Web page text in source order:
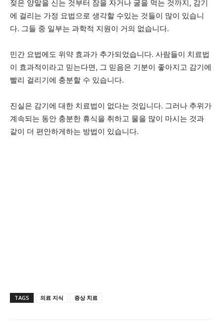
젖은 양말을 신는 것부터 잠을 자거나 굴을 먹는 것까지, 감기
에 걸리는 가정 요법으로 생각할 수있는 것들이 많이 있습니
다. 그들 중 일부는 과학적 지원이 거의 없습니다.
민간 요법에도 위약 효과가 추가되었습니다. 사람들이 치료법
이 효과적이라고 믿는다면, 그 믿음은 기분이 좋아지고 감기에
빨리 걸리기에 충분할 수 있습니다.
진실은 감기에 대한 치료법이 없다는 것입니다. 그러나 추위가
계속되는 동안 충분한 휴식을 취하고 물을 많이 마시는 것과
같이 더 편안하게하는 방법이 있습니다.
TAGS 의료 지식 증상 치료